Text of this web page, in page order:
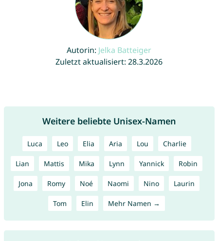
Autorin: Jelka Batteiger
Zuletzt aktualisiert: 28.3.2026
Weitere beliebte Unisex-Namen
Luca Leo Elia Aria Lou Charlie
Lian Mattis Mika Lynn Yannick Robin
Jona Romy Noé Naomi Nino Laurin
Tom Elin Mehr Namen →